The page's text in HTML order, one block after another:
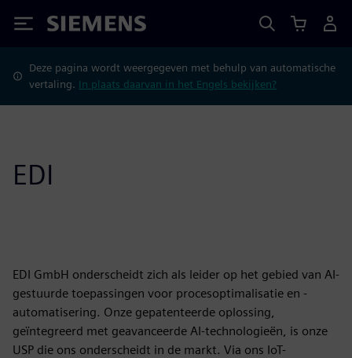
Siemens
Deze pagina wordt weergegeven met behulp van automatische
vertaling. In plaats daarvan in het Engels bekijken?
EDI
EDI GmbH onderscheidt zich als leider op het gebied van AI-
gestuurde toepassingen voor procesoptimalisatie en -
automatisering. Onze gepatenteerde oplossing,
geïntegreerd met geavanceerde AI-technologieën, is onze
USP die ons onderscheidt in de markt. Via ons IoT-